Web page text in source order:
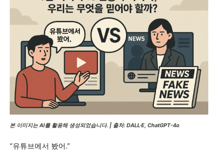
본 이미지는 AI를 활용해 생성되었습니다. | 출처: DALL·E, ChatGPT-4o
“유튜브에서 봤어.”